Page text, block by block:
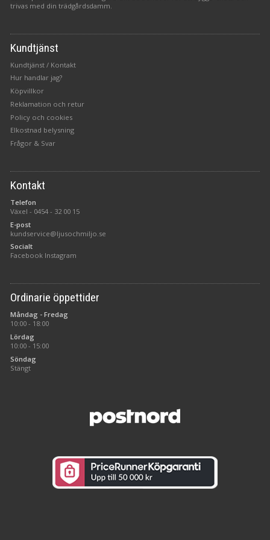
trivas med din trädgårdsdamm.
Kundtjänst
Kundtjänst / Kontakt
Hur handlar jag?
Köpvillkor
Reklamation och retur
Policy och cookies
Elkostnad belysning
Frågor & Svar
Kontakt
Telefon
Växel - 0454 - 32 00 15
E-post
kundservice@ljusochmiljo.se
Socialt
Facebook Instagram
Ordinarie öppettider
Måndag - Fredag
10:00 - 18:00
Lördag
10:00 - 15:00
Söndag
Stängt